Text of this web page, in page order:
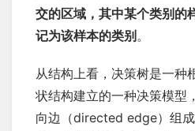
交的区域，其中某个类别的
记为该样本的类别 。
从结构上看，决策树是一种
状结构建立的一种决策模型
向边（directed edge）组